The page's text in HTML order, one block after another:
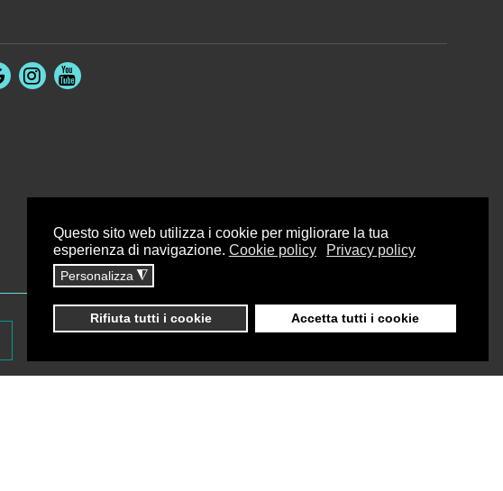
Questo sito web utilizza i cookie per migliorare la tua
esperienza di navigazione. Cookie policy Privacy policy
Personalizza ◮
Rifiuta tutti i cookie Accetta tutti i cookie
Credits Dati sul monitoraggio Area riservata